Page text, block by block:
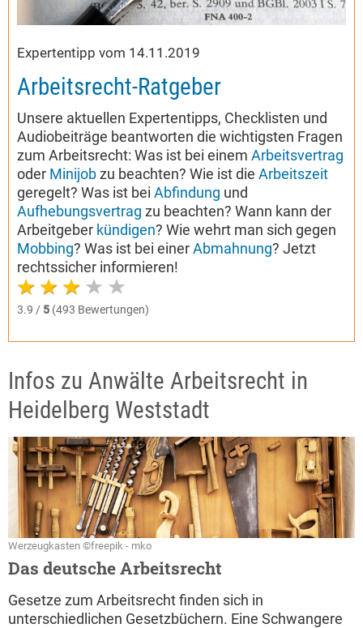
Expertentipp vom 14.11.2019
Arbeitsrecht-Ratgeber
Unsere aktuellen Expertentipps, Checklisten und
Audiobeiträge beantworten die wichtigsten Fragen
zum Arbeitsrecht: Was ist bei einem Arbeitsvertrag
oder Minijobzu beachten? Wie ist die Arbeitszeit
geregelt? Was ist bei Abfindung und
Aufhebungsvertrag zu beachten? Wann kann der
Arbeitgeber kündigen? Wie wehrt man sich gegen
Mobbing? Was ist bei einerAbmahnung? Jetzt
rechtssicher informieren!
3.9 / 5 (493 Bewertungen)
Infos zu Anwälte Arbeitsrecht in
Heidelberg Weststadt
Werzeugkasten ©freepik - mko
Das deutsche Arbeitsrecht
Gesetze zum Arbeitsrecht finden sich in
unterschiedlichen Gesetzbüchern. Eine Schwangere